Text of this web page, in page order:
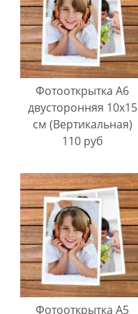
Фотооткрытка А6
двусторонняя 10х15
см (Вертикальная)
110 руб
Фотооткрытка А5